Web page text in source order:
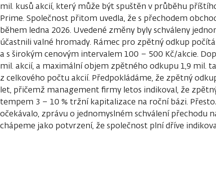
mil. kusů akcií, který může být spuštěn v průběhu
Prime. Společnost přitom uvedla, že s přechodem
během ledna 2026. Uvedené změny byly schváleny
účastnili valné hromady. Rámec pro zpětný odkup
a s širokým cenovým intervalem 100 – 500 Kč/akcie.
mil. akcií, a maximální objem zpětného odkupu 1,9 mil.
z celkového počtu akcií. Předpokládáme, že zpětný
let, přičemž management firmy letos indikoval, že
tempem 3 – 10 % tržní kapitalizace na roční bázi.
očekávalo, zprávu o jednomyslném schválení přechodu
chápeme jako potvrzení, že společnost plní dříve